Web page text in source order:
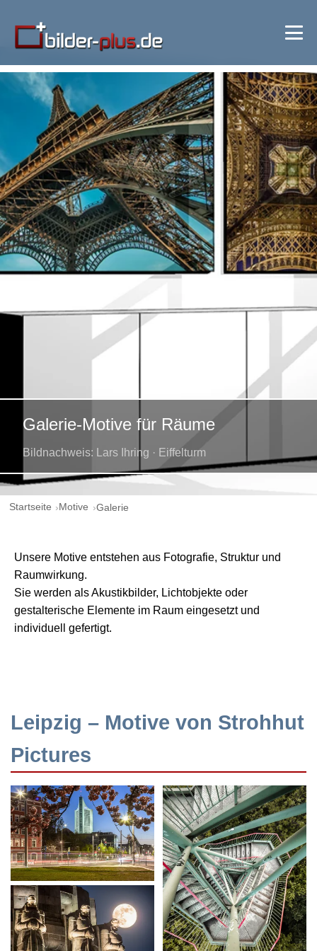
Galerie-Motive für Räume
Bildnachweis: Lars Ihring · Eiffelturm
Startseite Motive Galerie
Unsere Motive entstehen aus Fotografie, Struktur und
Raumwirkung.
Sie werden als Akustikbilder, Lichtobjekte oder
gestalterische Elemente im Raum eingesetzt und
individuell gefertigt.
Leipzig – Motive von Strohhut
Pictures